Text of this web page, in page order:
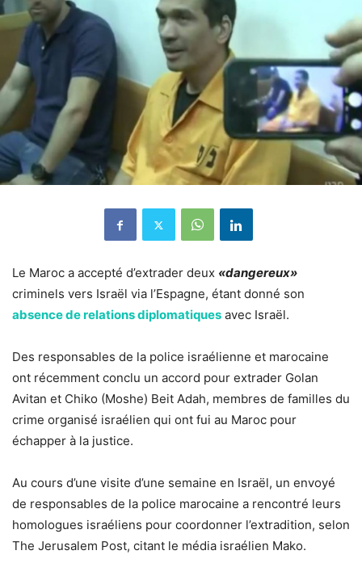
Le Maroc a accepté d’extrader deux «dangereux»
criminels vers Israël via l’Espagne, étant donné son
absence de relations diplomatiques avec Israël.
Des responsables de la police israélienne et marocaine
ont récemment conclu un accord pour extrader Golan
Avitan et Chiko (Moshe) Beit Adah, membres de familles du
crime organisé israélien qui ont fui au Maroc pour
échapper à la justice.
Au cours d’une visite d’une semaine en Israël, un envoyé
de responsables de la police marocaine a rencontré leurs
homologues israéliens pour coordonner l’extradition, selon
The Jerusalem Post, citant le média israélien Mako.